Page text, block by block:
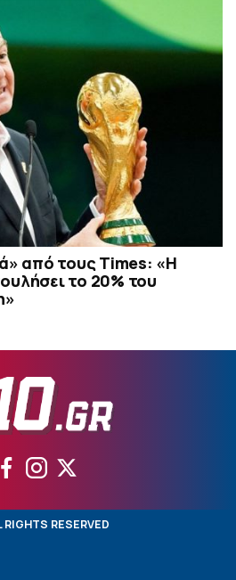
από τους Times: «Η
το 20% του
RESERVED